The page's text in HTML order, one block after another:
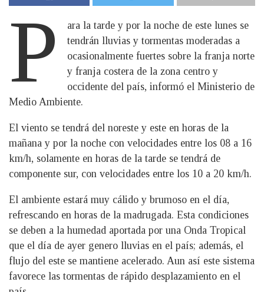
P
ara la tarde y por la noche de este lunes se
tendrán lluvias y tormentas moderadas a
ocasionalmente fuertes sobre la franja norte
y franja costera de la zona centro y
occidente del país, informó el Ministerio de
Medio Ambiente.
El viento se tendrá del noreste y este en horas de la
mañana y por la noche con velocidades entre los 08 a 16
km/h, solamente en horas de la tarde se tendrá de
componente sur, con velocidades entre los 10 a 20 km/h.
El ambiente estará muy cálido y brumoso en el día,
refrescando en horas de la madrugada. Esta condiciones
se deben a la humedad aportada por una Onda Tropical
que el día de ayer genero lluvias en el país; además, el
flujo del este se mantiene acelerado. Aun así este sistema
favorece las tormentas de rápido desplazamiento en el